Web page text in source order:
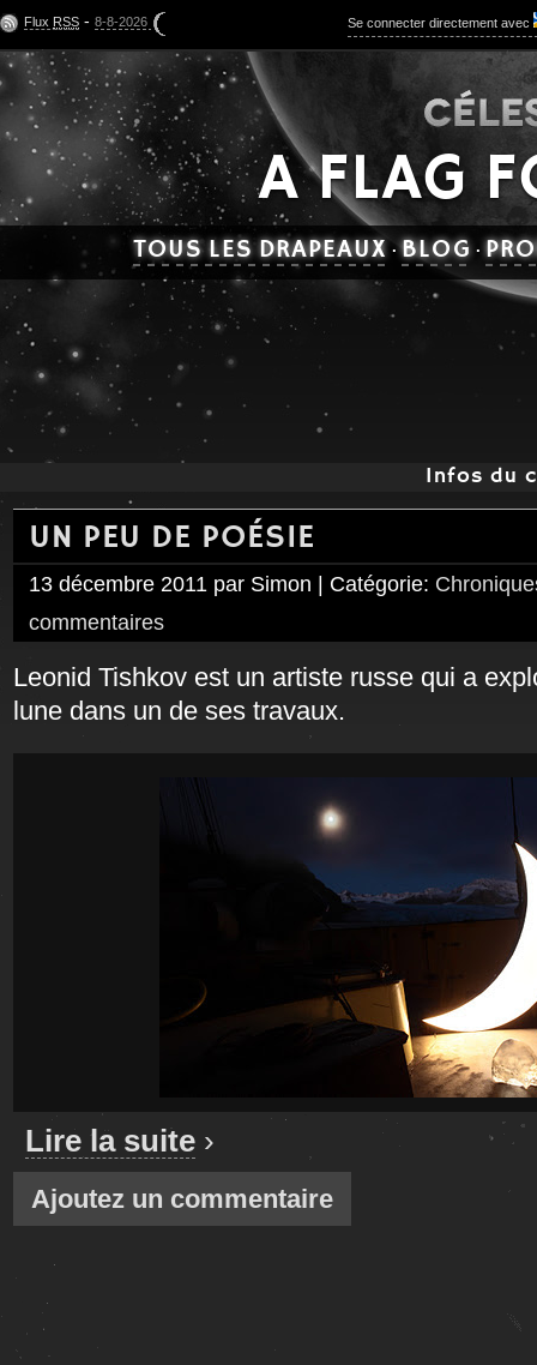
Se connecter directement avec
Flux RSS - 8-8-2026
A FLAG
TOUS LES DRAPEAUX · BLOG ·
Infos du
UN PEU DE POÉSIE
13 décembre 2011 par Simon | Catégorie:
commentaires
Leonid Tishkov est un artiste russe qui a
lune dans un de ses travaux.
Lire la suite ›
Ajoutez un commentaire